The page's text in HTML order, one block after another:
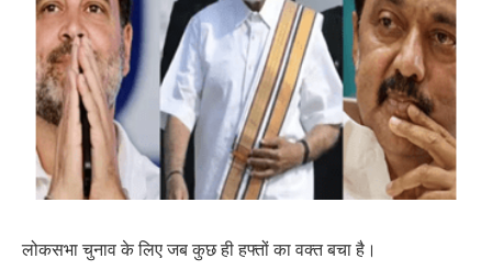
लोकसभा चुनाव के लिए जब कुछ ही हफ्तों का वक्त बचा है।